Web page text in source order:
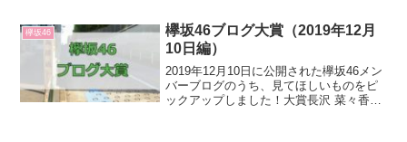
いかと思います。9thの延期をきっかけ
に、「うーん、やっぱ...
欅坂46
欅坂46ブログ大賞（2019年12月
10日編）
2019年12月10日に公開された欅坂46メン
バーブログのうち、見てほしいものをピ
ックアップしました！大賞長沢 菜々香